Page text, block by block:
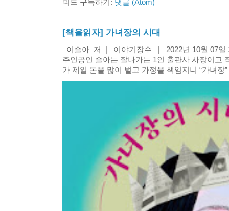
피드 구독하기: 댓글 (Atom)
[책을읽자] 가녀장의 시대
이슬아 저 | 이야기장수 | 2022년 10월 07일
주인공인 슬아는 잘나가는 1인 출판사 사장이고
가 제일 돈을 많이 벌고 가정을 책임지니 “가녀장